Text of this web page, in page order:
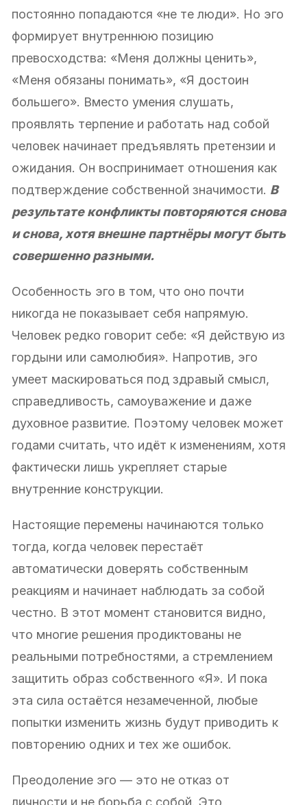
постоянно попадаются «не те люди». Но эго
формирует внутреннюю позицию
превосходства: «Меня должны ценить»,
«Меня обязаны понимать», «Я достоин
большего». Вместо умения слушать,
проявлять терпение и работать над собой
человек начинает предъявлять претензии и
ожидания. Он воспринимает отношения как
подтверждение собственной значимости. В
результате конфликты повторяются снова
и снова, хотя внешне партнёры могут быть
совершенно разными.
Особенность эго в том, что оно почти
никогда не показывает себя напрямую.
Человек редко говорит себе: «Я действую из
гордыни или самолюбия». Напротив, эго
умеет маскироваться под здравый смысл,
справедливость, самоуважение и даже
духовное развитие. Поэтому человек может
годами считать, что идёт к изменениям, хотя
фактически лишь укрепляет старые
внутренние конструкции.
Настоящие перемены начинаются только
тогда, когда человек перестаёт
автоматически доверять собственным
реакциям и начинает наблюдать за собой
честно. В этот момент становится видно,
что многие решения продиктованы не
реальными потребностями, а стремлением
защитить образ собственного «Я». И пока
эта сила остаётся незамеченной, любые
попытки изменить жизнь будут приводить к
повторению одних и тех же ошибок.
Преодоление эго — это не отказ от
личности и не борьба с собой. Это